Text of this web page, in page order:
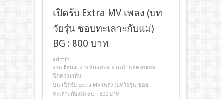
เปิดรับ Extra MV เพลง (บท
วัยรุ่น ชอบทะเลาะกับแม่)
BG : 800 บาท
admin
งาน Extra, งานนักแสดง, งานนักแสดงสมทบ
ปิดความเห็น
บน เปิดรับ Extra MV เพลง (บทวัยรุ่น ชอบ
ทะเลาะกับแม่) BG : 800 บาท